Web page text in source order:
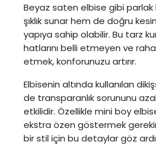
Beyaz saten elbise gibi
şıklık sunar hem de doğru
yapıya sahip olabilir. Bu tarz
hatlarını belli etmeyen ve
etmek, konforunuzu artırır.
Elbisenin altında kullanılan
de transparanlık sorununu
etkilidir. Özellikle mini boy
ekstra özen göstermek
bir stil için bu detaylar göz